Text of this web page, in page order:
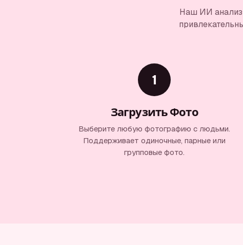
Наш ИИ
1
Загрузить Фото
Выберите любую фотографию с людьми.
Поддерживает одиночные, парные или
групповые фото.